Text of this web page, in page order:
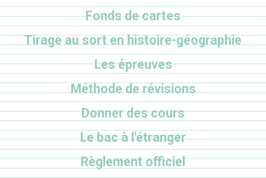
Fonds de cartes
Tirage au sort en histoire-géographie
Les épreuves
Méthode de révisions
Donner des cours
Le bac à l'étranger
Règlement officiel